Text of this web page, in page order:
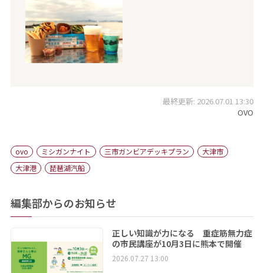
最終更新: 2026.07.01 13:30
OVO
ovo ミシガンナイト 三市ガンビアデッキプラン
大津市
大津港
琵琶湖汽船
編集部からのお知らせ
正しい知識が力になる 重症筋無力症
の市民講座が10月3日に熊本で開催
2026.07.27 13:00